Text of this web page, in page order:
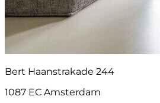
Bert Haanstrakade 244
1087 EC Amsterdam